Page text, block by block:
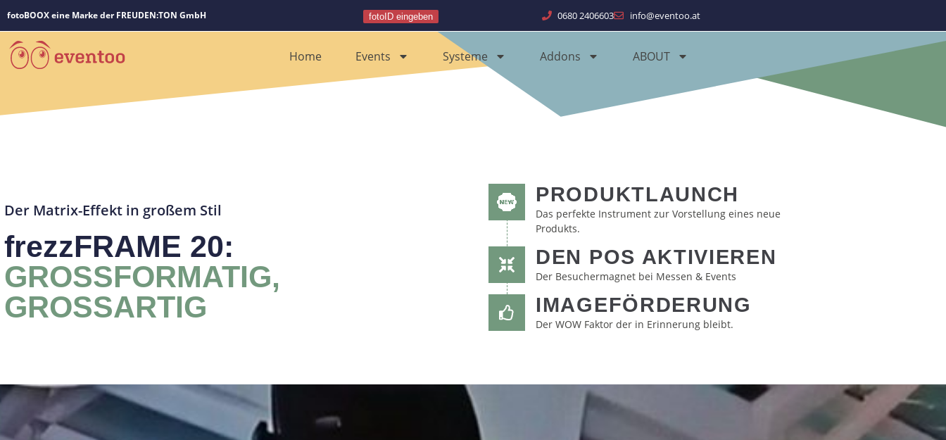
fotoBOOX eine Marke der FREUDEN:TON GmbH fotoID eingeben 0680 2406603 info@eventoo.at
Home Events Systeme Addons ABOUT
Der Matrix-Effekt in großem Stil​
frezzFRAME 20:
GROSSFORMATIG,
GROSSARTIG
PRODUKTLAUNCH
Das perfekte Instrument zur Vorstellung eines neue
Produkts.
DEN POS AKTIVIEREN
Der Besuchermagnet bei Messen & Events
IMAGEFÖRDERUNG
Der WOW Faktor der in Erinnerung bleibt.